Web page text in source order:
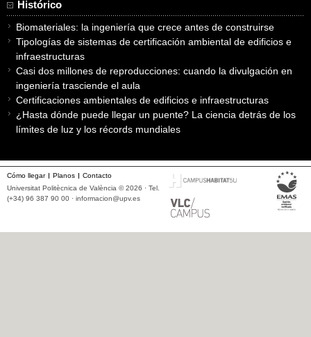
Histórico
Biomateriales: la ingeniería que crece antes de construirse
Tipologías de sistemas de certificación ambiental de edificios e
infraestructuras
Casi dos millones de reproducciones: cuando la divulgación en
ingeniería trasciende el aula
Certificaciones ambientales de edificios e infraestructuras
¿Hasta dónde puede llegar un puente? La ciencia detrás de los
límites de luz y los récords mundiales
Cómo llegar Planos
Contacto
Universitat Politècnica de València © 2026 · Tel.
(+34) 96 387 90 00 · informacion@upv.es